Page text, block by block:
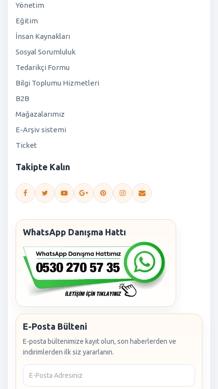
Yönetim
Eğitim
İnsan Kaynakları
Sosyal Sorumluluk
Tedarikçi Formu
Bilgi Toplumu Hizmetleri
B2B
Mağazalarımız
E-Arşiv sistemi
Ticket
Takipte Kalın
WhatsApp Danışma Hattı
E-Posta Bülteni
E-posta bültenimize kayıt olun, son haberlerden ve
indirimlerden ilk siz yararlanın.